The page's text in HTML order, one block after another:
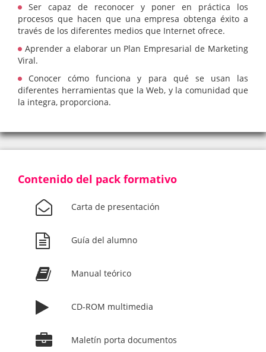
Ser capaz de reconocer y poner en práctica los
procesos que hacen que una empresa obtenga éxito a
través de los diferentes medios que Internet ofrece.
Aprender a elaborar un Plan Empresarial de Marketing
Viral.
Conocer cómo funciona y para qué se usan las
diferentes herramientas que la Web, y la comunidad que
la integra, proporciona.
Contenido del pack formativo
Carta de presentación
Guía del alumno
Manual teórico
CD-ROM multimedia
Maletín porta documentos